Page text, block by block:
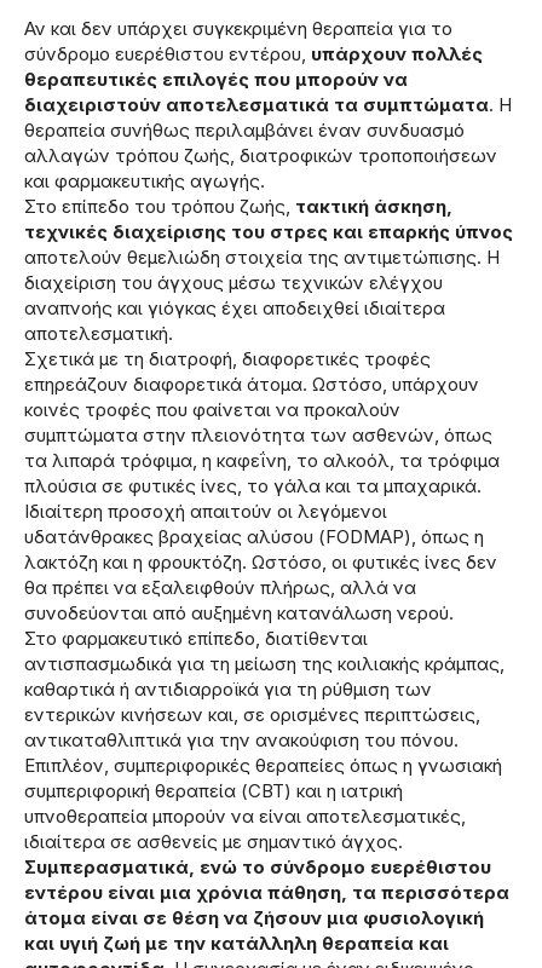
Αν και δεν υπάρχει συγκεκριμένη θεραπεία για το
σύνδρομο ευερέθιστου εντέρου, υπάρχουν πολλές
θεραπευτικές επιλογές που μπορούν να
διαχειριστούν αποτελεσματικά τα συμπτώματα. Η
θεραπεία συνήθως περιλαμβάνει έναν συνδυασμό
αλλαγών τρόπου ζωής, διατροφικών τροποποιήσεων
και φαρμακευτικής αγωγής.
Στο επίπεδο του τρόπου ζωής, τακτική άσκηση,
τεχνικές διαχείρισης του στρες και επαρκής ύπνος
αποτελούν θεμελιώδη στοιχεία της αντιμετώπισης. Η
διαχείριση του άγχους μέσω τεχνικών ελέγχου
αναπνοής και γιόγκας έχει αποδειχθεί ιδιαίτερα
αποτελεσματική.
Σχετικά με τη διατροφή, διαφορετικές τροφές
επηρεάζουν διαφορετικά άτομα. Ωστόσο, υπάρχουν
κοινές τροφές που φαίνεται να προκαλούν
συμπτώματα στην πλειονότητα των ασθενών, όπως
τα λιπαρά τρόφιμα, η καφεΐνη, το αλκοόλ, τα τρόφιμα
πλούσια σε φυτικές ίνες, το γάλα και τα μπαχαρικά.
Ιδιαίτερη προσοχή απαιτούν οι λεγόμενοι
υδατάνθρακες βραχείας αλύσου (FODMAP), όπως η
λακτόζη και η φρουκτόζη. Ωστόσο, οι φυτικές ίνες δεν
θα πρέπει να εξαλειφθούν πλήρως, αλλά να
συνοδεύονται από αυξημένη κατανάλωση νερού.
Στο φαρμακευτικό επίπεδο, διατίθενται
αντισπασμωδικά για τη μείωση της κοιλιακής κράμπας,
καθαρτικά ή αντιδιαρροϊκά για τη ρύθμιση των
εντερικών κινήσεων και, σε ορισμένες περιπτώσεις,
αντικαταθλιπτικά για την ανακούφιση του πόνου.
Επιπλέον, συμπεριφορικές θεραπείες όπως η γνωσιακή
συμπεριφορική θεραπεία (CBT) και η ιατρική
υπνοθεραπεία μπορούν να είναι αποτελεσματικές,
ιδιαίτερα σε ασθενείς με σημαντικό άγχος.
Συμπερασματικά, ενώ το σύνδρομο ευερέθιστου
εντέρου είναι μια χρόνια πάθηση, τα περισσότερα
άτομα είναι σε θέση να ζήσουν μια φυσιολογική
και υγιή ζωή με την κατάλληλη θεραπεία και